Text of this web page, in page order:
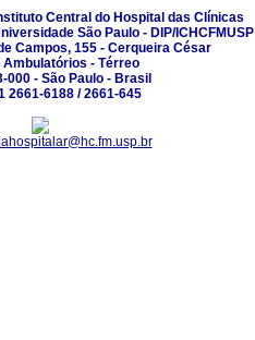
Central do Hospital das Clínicas
São Paulo - DIP/ICHCFMUSP
Campos, 155 - Cerqueira César
Ambulatórios - Térreo
000 - São Paulo - Brasil
2661-6188 / 2661-645